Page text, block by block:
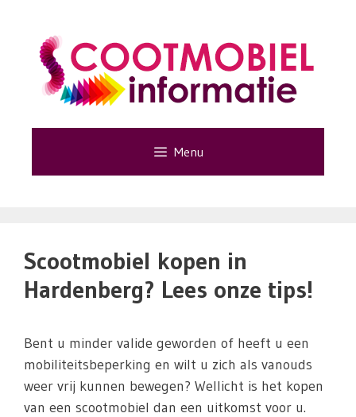
Menu
Scootmobiel kopen in
Hardenberg? Lees onze tips!
Bent u minder valide geworden of heeft u een
mobiliteitsbeperking en wilt u zich als vanouds
weer vrij kunnen bewegen? Wellicht is het kopen
van een scootmobiel dan een uitkomst voor u.